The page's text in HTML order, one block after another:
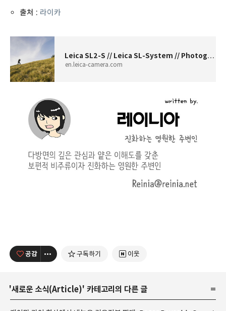
출처 : 라이카
Leica SL2-S // Leica SL-System // Photography - Leica Camera AG
en.leica-camera.com
공감 구독하기 이웃
'새로운 소식(Article)' 카테고리의 다른 글